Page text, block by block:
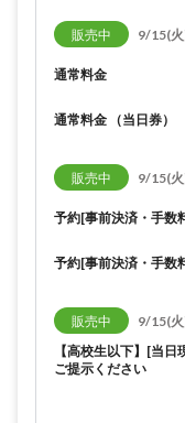
販売中 9/15(
通常料金
通常料金 （当日券）
販売中 9/15(
予約[事前決済・手数
予約[事前決済・手数
販売中
9/15(
【高校生以下】[当
ご提示ください